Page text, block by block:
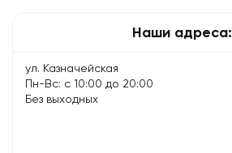
Наши адреса:
ул. Казначейская
Пн-Вс: с 10:00 до 20:00
Без выходных